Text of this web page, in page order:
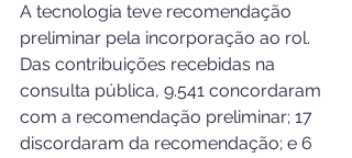
A tecnologia teve recomendação
preliminar pela incorporação ao rol.
Das contribuições recebidas na
consulta pública, 9.541 concordaram
com a recomendação preliminar; 17
discordaram da recomendação; e 6